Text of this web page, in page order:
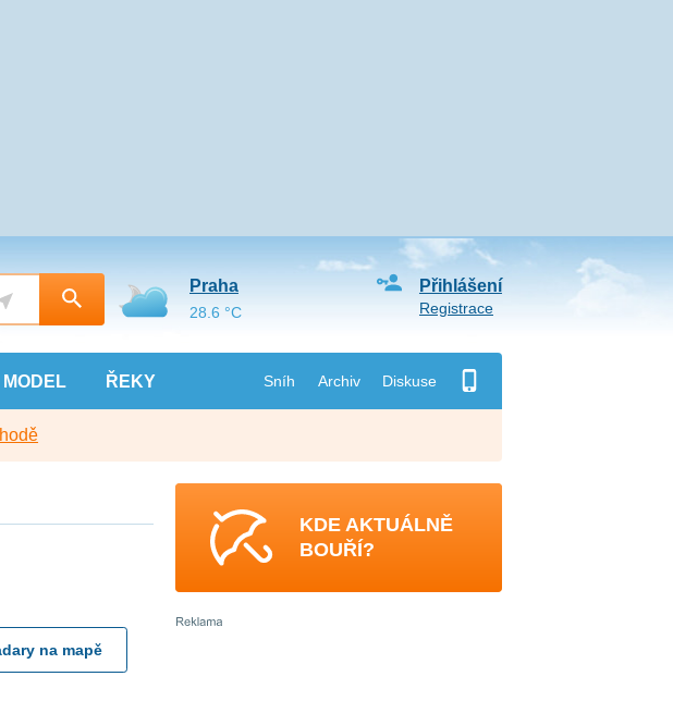
MODEL ŘEKY Sníh Archiv Diskuse
Přihlášení
Registrace
Praha
28.6 °C
na mapě
KDE AKTUÁLNĚ
BOUŘÍ?